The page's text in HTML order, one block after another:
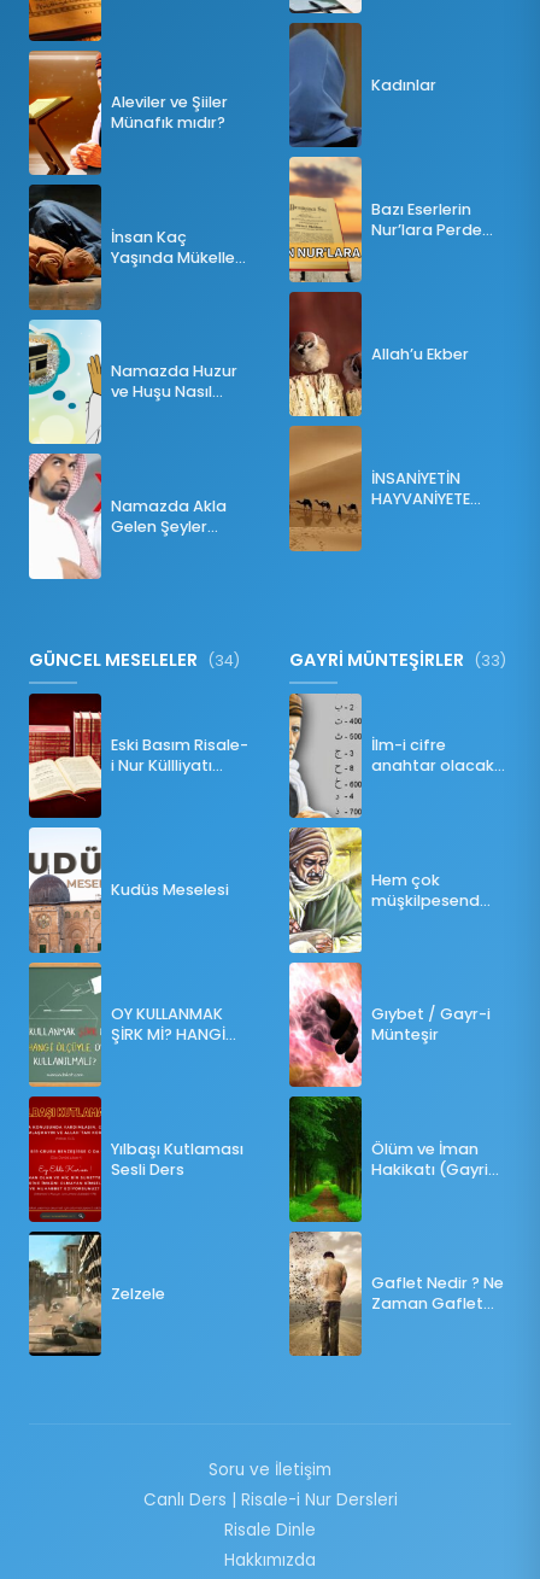
Aleviler ve Şiiler
Münafık mıdır?
İnsan Kaç
Yaşında Mükellef
Namazda Huzur
ve Huşu Nasıl
Namazda Akla
Gelen Şeyler
Kadınlar
Bazı Eserlerin
Nur’lara Perde
Allah’u Ekber
İNSANİYETİN
HAYVANİYETE
GÜNCEL MESELELER (34)
Eski Basım Risale-
i Nur Küllliyatı
Kudüs Meselesi
OY KULLANMAK
ŞİRK Mİ? HANGİ
Yılbaşı Kutlaması
Sesli Ders
Zelzele
GAYRİ MÜNTEŞİRLER (33)
İlm-i cifre
anahtar olacak
Hem çok
müşkilpesend
Gıybet / Gayr-i
Münteşir
Ölüm ve İman
Hakikatı (Gayri
Gaflet Nedir ? Ne
Zaman Gaflet
Soru ve İletişim
Canlı Ders | Risale-i Nur Dersleri
Risale Dinle
Hakkımızda